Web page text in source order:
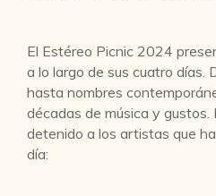
El Estéreo Picnic 2024
a lo largo de sus cuatro días.
hasta nombres
décadas de música y
detenido a los artistas que
día: